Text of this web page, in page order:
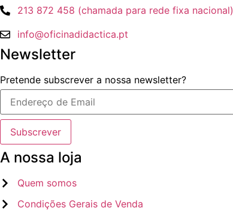
213 872 458 (chamada para rede fixa nacional)
info@oficinadidactica.pt
Newsletter
Pretende subscrever a nossa newsletter?
A nossa loja
Quem somos
Condições Gerais de Venda